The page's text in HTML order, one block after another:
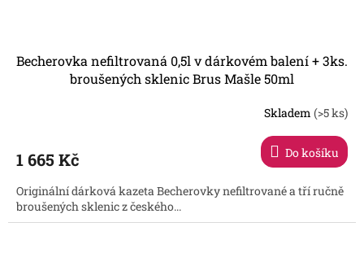
Becherovka nefiltrovaná 0,5l v dárkovém balení + 3ks.
broušených sklenic Brus Mašle 50ml
Skladem (>5 ks)
1 665 Kč Do košíku
Originální dárková kazeta Becherovky nefiltrované a tří ručně
broušených sklenic z českého...